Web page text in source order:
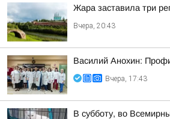
Жара заставила три
Вчера, 20:43
Василий Анохин:
Вчера, 17:43
В субботу, во